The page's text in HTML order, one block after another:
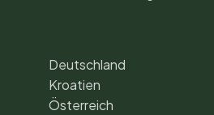
Deutschland
Kroatien
Österreich